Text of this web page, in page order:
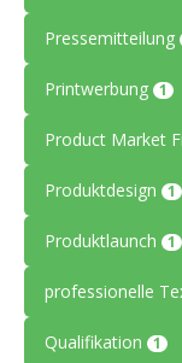
Pressemitteilung
Printwerbung 1
Product Market
Produktdesign 1
Produktlaunch 1
professionelle
Qualifikation 1